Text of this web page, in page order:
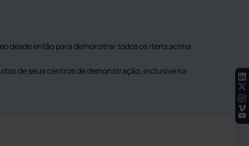
desde então para demonstrar todos os itens acima
de seus centros de demonstração, inclusive na